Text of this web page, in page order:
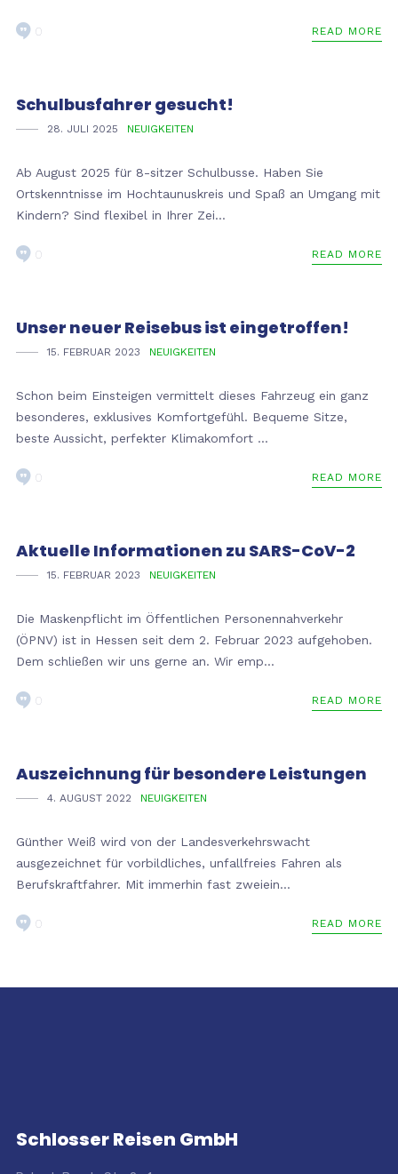
READ MORE
0
Schulbusfahrer gesucht!
28. JULI 2025 NEUIGKEITEN
Ab August 2025 für 8-sitzer Schulbusse. Haben Sie
Ortskenntnisse im Hochtaunuskreis und Spaß an Umgang mit
Kindern? Sind flexibel in Ihrer Zei...
READ MORE
0
Unser neuer Reisebus ist eingetroffen!
15. FEBRUAR 2023 NEUIGKEITEN
Schon beim Einsteigen vermittelt dieses Fahrzeug ein ganz
besonderes, exklusives Komfortgefühl. Bequeme Sitze,
beste Aussicht, perfekter Klimakomfort ...
READ MORE
0
Aktuelle Informationen zu SARS-CoV-2
15. FEBRUAR 2023 NEUIGKEITEN
Die Maskenpflicht im Öffentlichen Personennahverkehr
(ÖPNV) ist in Hessen seit dem 2. Februar 2023 aufgehoben.
Dem schließen wir uns gerne an. Wir emp...
READ MORE
0
Auszeichnung für besondere Leistungen
4. AUGUST 2022 NEUIGKEITEN
Günther Weiß wird von der Landesverkehrswacht
ausgezeichnet für vorbildliches, unfallfreies Fahren als
Berufskraftfahrer. Mit immerhin fast zweiein...
READ MORE
0
Schlosser Reisen GmbH